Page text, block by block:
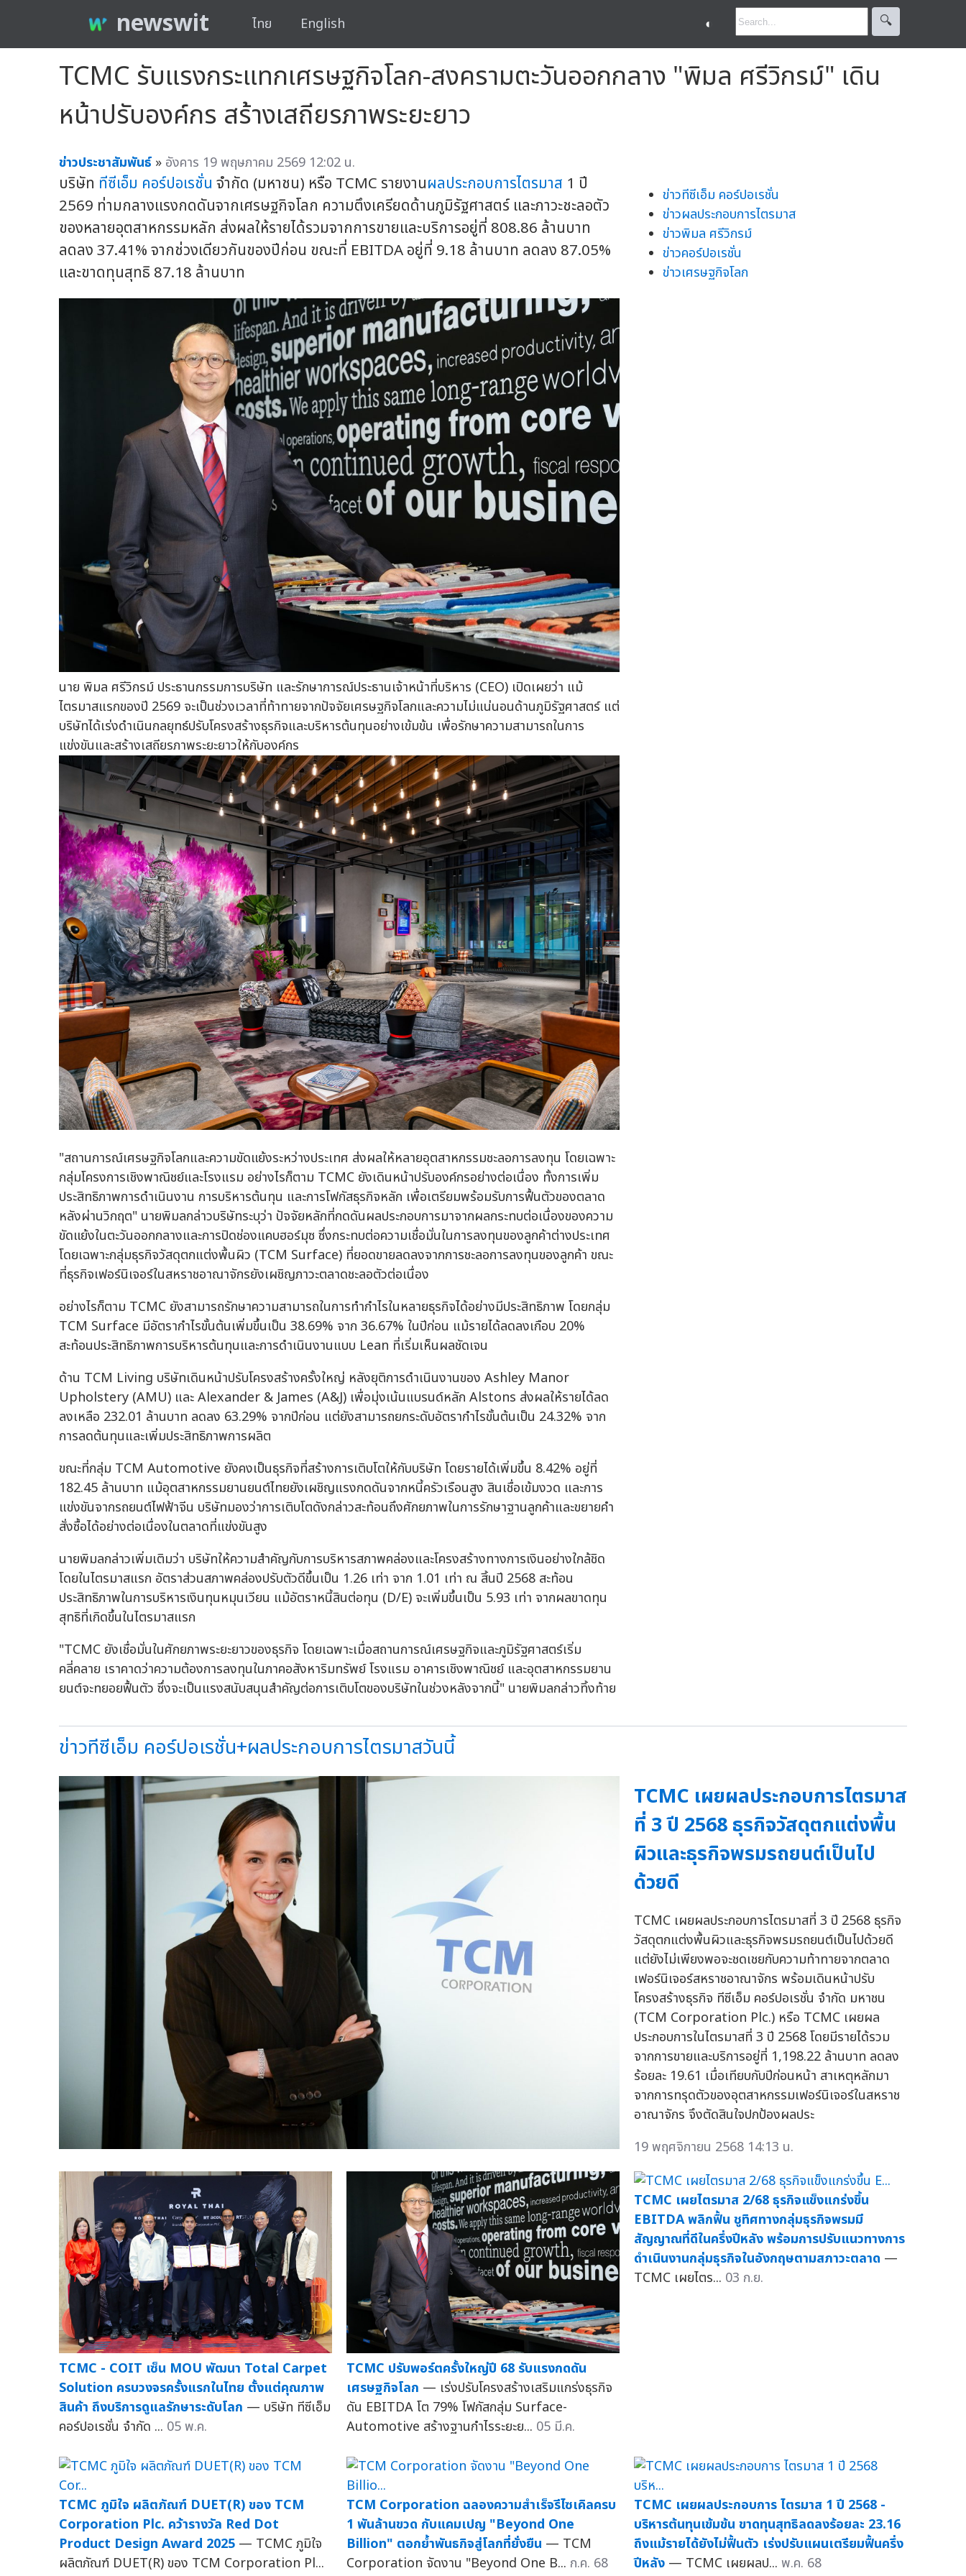
newswit ไทย English ◐ 🔍︎
TCMC รับแรงกระแทกเศรษฐกิจโลก-สงครามตะวันออกกลาง "พิมล ศรีวิกรม์" เดิน
หน้าปรับองค์กร สร้างเสถียรภาพระยะยาว
ข่าวประชาสัมพันธ์ » อังคาร 19 พฤษภาคม 2569 12:02 น.
บริษัท ทีซีเอ็ม คอร์ปอเรชั่น จำกัด (มหาชน) หรือ TCMC รายงานผลประกอบการไตรมาส 1 ปี
2569 ท่ามกลางแรงกดดันจากเศรษฐกิจโลก ความตึงเครียดด้านภูมิรัฐศาสตร์ และภาวะชะลอตัว
ของหลายอุตสาหกรรมหลัก ส่งผลให้รายได้รวมจากการขายและบริการอยู่ที่ 808.86 ล้านบาท
ลดลง 37.41% จากช่วงเดียวกันของปีก่อน ขณะที่ EBITDA อยู่ที่ 9.18 ล้านบาท ลดลง 87.05%
และขาดทุนสุทธิ 87.18 ล้านบาท
นาย พิมล ศรีวิกรม์ ประธานกรรมการบริษัท และรักษาการณ์ประธานเจ้าหน้าที่บริหาร (CEO) เปิดเผยว่า แม้
ไตรมาสแรกของปี 2569 จะเป็นช่วงเวลาที่ท้าทายจากปัจจัยเศรษฐกิจโลกและความไม่แน่นอนด้านภูมิรัฐศาสตร์ แต่
บริษัทได้เร่งดำเนินกลยุทธ์ปรับโครงสร้างธุรกิจและบริหารต้นทุนอย่างเข้มข้น เพื่อรักษาความสามารถในการ
แข่งขันและสร้างเสถียรภาพระยะยาวให้กับองค์กร
"สถานการณ์เศรษฐกิจโลกและความขัดแย้งระหว่างประเทศ ส่งผลให้หลายอุตสาหกรรมชะลอการลงทุน โดยเฉพาะ
กลุ่มโครงการเชิงพาณิชย์และโรงแรม อย่างไรก็ตาม TCMC ยังเดินหน้าปรับองค์กรอย่างต่อเนื่อง ทั้งการเพิ่ม
ประสิทธิภาพการดำเนินงาน การบริหารต้นทุน และการโฟกัสธุรกิจหลัก เพื่อเตรียมพร้อมรับการฟื้นตัวของตลาด
หลังผ่านวิกฤต" นายพิมลกล่าวบริษัทระบุว่า ปัจจัยหลักที่กดดันผลประกอบการมาจากผลกระทบต่อเนื่องของความ
ขัดแย้งในตะวันออกกลางและการปิดช่องแคบฮอร์มุซ ซึ่งกระทบต่อความเชื่อมั่นในการลงทุนของลูกค้าต่างประเทศ
โดยเฉพาะกลุ่มธุรกิจวัสดุตกแต่งพื้นผิว (TCM Surface) ที่ยอดขายลดลงจากการชะลอการลงทุนของลูกค้า ขณะ
ที่ธุรกิจเฟอร์นิเจอร์ในสหราชอาณาจักรยังเผชิญภาวะตลาดชะลอตัวต่อเนื่อง
อย่างไรก็ตาม TCMC ยังสามารถรักษาความสามารถในการทำกำไรในหลายธุรกิจได้อย่างมีประสิทธิภาพ โดยกลุ่ม
TCM Surface มีอัตรากำไรขั้นต้นเพิ่มขึ้นเป็น 38.69% จาก 36.67% ในปีก่อน แม้รายได้ลดลงเกือบ 20%
สะท้อนประสิทธิภาพการบริหารต้นทุนและการดำเนินงานแบบ Lean ที่เริ่มเห็นผลชัดเจน
ด้าน TCM Living บริษัทเดินหน้าปรับโครงสร้างครั้งใหญ่ หลังยุติการดำเนินงานของ Ashley Manor
Upholstery (AMU) และ Alexander & James (A&J) เพื่อมุ่งเน้นแบรนด์หลัก Alstons ส่งผลให้รายได้ลด
ลงเหลือ 232.01 ล้านบาท ลดลง 63.29% จากปีก่อน แต่ยังสามารถยกระดับอัตรากำไรขั้นต้นเป็น 24.32% จาก
การลดต้นทุนและเพิ่มประสิทธิภาพการผลิต
ขณะที่กลุ่ม TCM Automotive ยังคงเป็นธุรกิจที่สร้างการเติบโตให้กับบริษัท โดยรายได้เพิ่มขึ้น 8.42% อยู่ที่
182.45 ล้านบาท แม้อุตสาหกรรมยานยนต์ไทยยังเผชิญแรงกดดันจากหนี้ครัวเรือนสูง สินเชื่อเข้มงวด และการ
แข่งขันจากรถยนต์ไฟฟ้าจีน บริษัทมองว่าการเติบโตดังกล่าวสะท้อนถึงศักยภาพในการรักษาฐานลูกค้าและขยายคำ
สั่งซื้อได้อย่างต่อเนื่องในตลาดที่แข่งขันสูง
นายพิมลกล่าวเพิ่มเติมว่า บริษัทให้ความสำคัญกับการบริหารสภาพคล่องและโครงสร้างทางการเงินอย่างใกล้ชิด
โดยในไตรมาสแรก อัตราส่วนสภาพคล่องปรับตัวดีขึ้นเป็น 1.26 เท่า จาก 1.01 เท่า ณ สิ้นปี 2568 สะท้อน
ประสิทธิภาพในการบริหารเงินทุนหมุนเวียน แม้อัตราหนี้สินต่อทุน (D/E) จะเพิ่มขึ้นเป็น 5.93 เท่า จากผลขาดทุน
สุทธิที่เกิดขึ้นในไตรมาสแรก
"TCMC ยังเชื่อมั่นในศักยภาพระยะยาวของธุรกิจ โดยเฉพาะเมื่อสถานการณ์เศรษฐกิจและภูมิรัฐศาสตร์เริ่ม
คลี่คลาย เราคาดว่าความต้องการลงทุนในภาคอสังหาริมทรัพย์ โรงแรม อาคารเชิงพาณิชย์ และอุตสาหกรรมยาน
ยนต์จะทยอยฟื้นตัว ซึ่งจะเป็นแรงสนับสนุนสำคัญต่อการเติบโตของบริษัทในช่วงหลังจากนี้" นายพิมลกล่าวทิ้งท้าย
ข่าวทีซีเอ็ม คอร์ปอเรชั่น
ข่าวผลประกอบการไตรมาส
ข่าวพิมล ศรีวิกรม์
ข่าวคอร์ปอเรชั่น
ข่าวเศรษฐกิจโลก
ข่าวทีซีเอ็ม คอร์ปอเรชั่น+ผลประกอบการไตรมาสวันนี้
TCMC เผยผลประกอบการไตรมาส
ที่ 3 ปี 2568 ธุรกิจวัสดุตกแต่งพื้น
ผิวและธุรกิจพรมรถยนต์เป็นไป
ด้วยดี
TCMC เผยผลประกอบการไตรมาสที่ 3 ปี 2568 ธุรกิจ
วัสดุตกแต่งพื้นผิวและธุรกิจพรมรถยนต์เป็นไปด้วยดี
แต่ยังไม่เพียงพอจะชดเชยกับความท้าทายจากตลาด
เฟอร์นิเจอร์สหราชอาณาจักร พร้อมเดินหน้าปรับ
โครงสร้างธุรกิจ ทีซีเอ็ม คอร์ปอเรชั่น จำกัด มหาชน
(TCM Corporation Plc.) หรือ TCMC เผยผล
ประกอบการในไตรมาสที่ 3 ปี 2568 โดยมีรายได้รวม
จากการขายและบริการอยู่ที่ 1,198.22 ล้านบาท ลดลง
ร้อยละ 19.61 เมื่อเทียบกับปีก่อนหน้า สาเหตุหลักมา
จากการทรุดตัวของอุตสาหกรรมเฟอร์นิเจอร์ในสหราช
อาณาจักร จึงตัดสินใจปกป้องผลประ
19 พฤศจิกายน 2568 14:13 น.
TCMC - COIT เซ็น MOU พัฒนา Total Carpet
Solution ครบวงจรครั้งแรกในไทย ตั้งแต่คุณภาพ
สินค้า ถึงบริการดูแลรักษาระดับโลก — บริษัท ทีซีเอ็ม
คอร์ปอเรชั่น จำกัด ... 05 พ.ค.
TCMC ปรับพอร์ตครั้งใหญ่ปี 68 รับแรงกดดัน
เศรษฐกิจโลก — เร่งปรับโครงสร้างเสริมแกร่งธุรกิจ
ดัน EBITDA โต 79% โฟกัสกลุ่ม Surface-
Automotive สร้างฐานกำไรระยะย... 05 มี.ค.
TCMC เผยไตรมาส 2/68 ธุรกิจแข็งแกร่งขึ้น
EBITDA พลิกฟื้น ชูทิศทางกลุ่มธุรกิจพรมมี
สัญญาณที่ดีในครึ่งปีหลัง พร้อมการปรับแนวทางการ
ดำเนินงานกลุ่มธุรกิจในอังกฤษตามสภาวะตลาด —
TCMC เผยไตร... 03 ก.ย.
TCMC ภูมิใจ ผลิตภัณฑ์ DUET(R) ของ TCM
Corporation Plc. คว้ารางวัล Red Dot
Product Design Award 2025 — TCMC ภูมิใจ
ผลิตภัณฑ์ DUET(R) ของ TCM Corporation Pl...
TCM Corporation ฉลองความสำเร็จรีไซเคิลครบ
1 พันล้านขวด กับแคมเปญ "Beyond One
Billion" ตอกย้ำพันธกิจสู่โลกที่ยั่งยืน — TCM
Corporation จัดงาน "Beyond One B... ก.ค. 68
TCMC เผยผลประกอบการ ไตรมาส 1 ปี 2568 -
บริหารต้นทุนเข้มข้น ขาดทุนสุทธิลดลงร้อยละ 23.16
ถึงแม้รายได้ยังไม่ฟื้นตัว เร่งปรับแผนเตรียมฟื้นครึ่ง
ปีหลัง — TCMC เผยผลป... พ.ค. 68